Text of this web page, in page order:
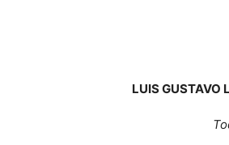
LUIS GUSTAVO